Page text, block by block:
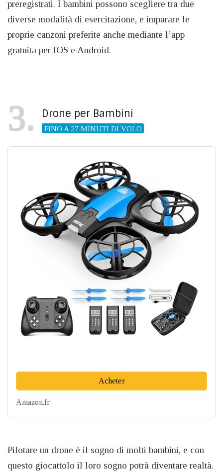
preregistrati. I bambini possono scegliere tra due
diverse modalità di esercitazione, e imparare le
proprie canzoni preferite anche mediante l’app
gratuita per IOS e Android.
3 Drone per Bambini
FINO A 27 MINUTI DI VOLO
Acheter
Amazon.fr
Pilotare un drone è il sogno di molti bambini, e con
questo giocattolo il loro sogno potrà diventare realtà.